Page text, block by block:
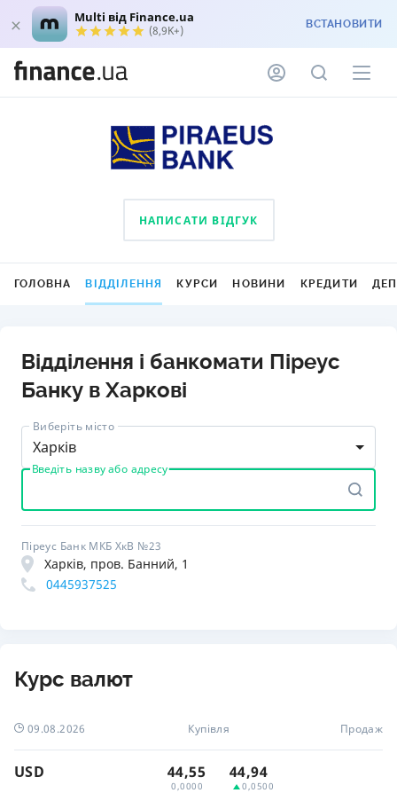
Multi від Finance.ua
(8,9K+) ВСТАНОВИТИ
НАПИСАТИ ВІДГУК
ГОЛОВНА ВІДДІЛЕННЯ КУРСИ НОВИНИ КРЕДИТИ
Відділення і банкомати Піреус
Банку в Харкові
Виберіть місто
Харків
Введіть назву або адресу
Піреус Банк МКБ ХкВ №23
Харків, пров. Банний, 1
0445937525
Курс валют
09.08.2026 Купівля Продаж
USD 44,55
0,0000
44,94
0,0500